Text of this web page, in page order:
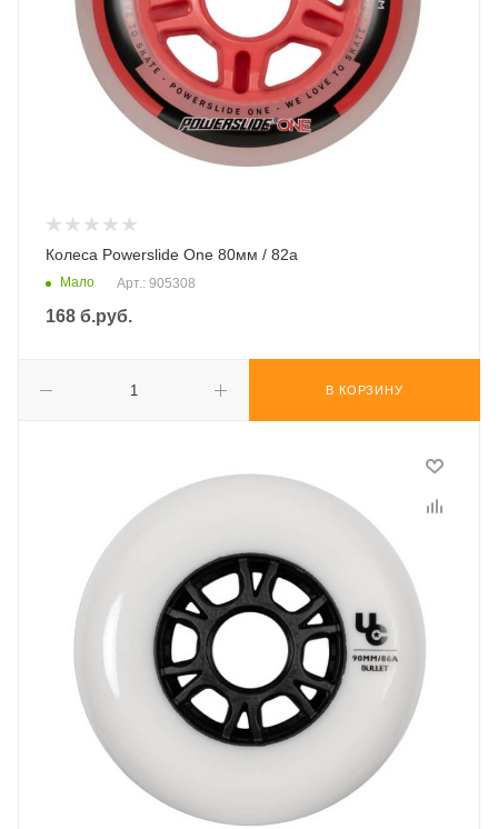
Колеса Powerslide One 80мм / 82а
Мало Арт.: 905308
168 б.руб.
В КОРЗИНУ